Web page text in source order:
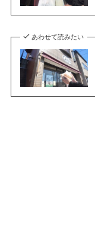
あわせて読みたい